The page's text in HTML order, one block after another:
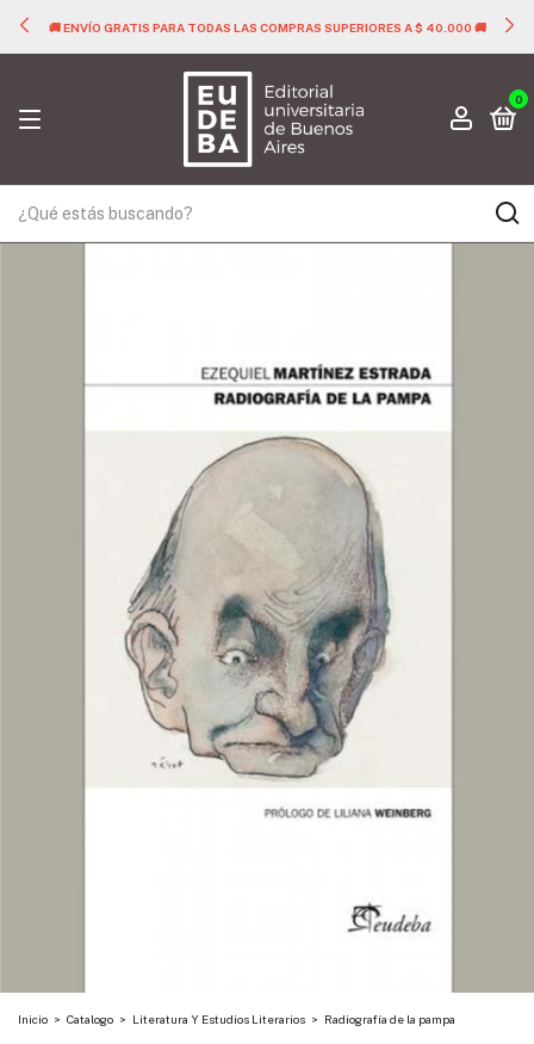
🚚 ENVÍO GRATIS PARA TODAS LAS COMPRAS SUPERIORES A $ 40.000 🚚
0
Inicio > Catalogo > Literatura Y Estudios Literarios > Radiografía de la pampa